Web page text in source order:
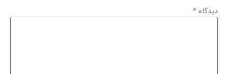
دیدگاه *